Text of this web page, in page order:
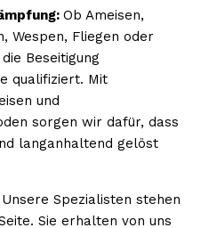
Ob Ameisen,
Wespen, Fliegen oder
Beseitigung
qualifiziert. Mit
und
sorgen wir dafür, dass
langanhaltend gelöst
Unsere Spezialisten stehen
Sie erhalten von uns